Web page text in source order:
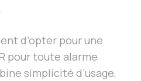
d’opter pour une
pour toute alarme
simplicité d’usage,